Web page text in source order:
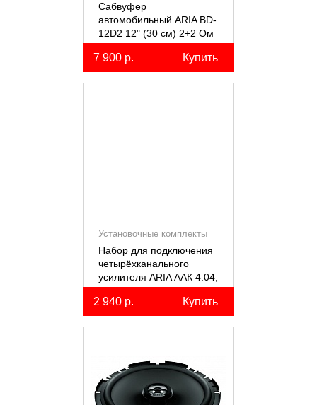
Сабвуфер
автомобильный ARIA BD-
12D2 12" (30 см) 2+2 Ом
7 900 р. Купить
Установочные комплекты
(КИТы)
Набор для подключения
четырёхканального
усилителя ARIA ААК 4.04,
4AWG, miniANL 60А,
омедненный алюминий
(ССА)
2 940 р. Купить